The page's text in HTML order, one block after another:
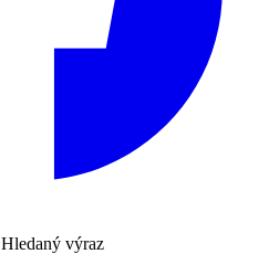
Hledaný výraz